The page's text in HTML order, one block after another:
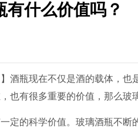
什么价值吗？
】酒瓶现在不仅是酒的载体，也
也有很多重要的价值，那么玻
的科学价值。玻璃酒瓶不断